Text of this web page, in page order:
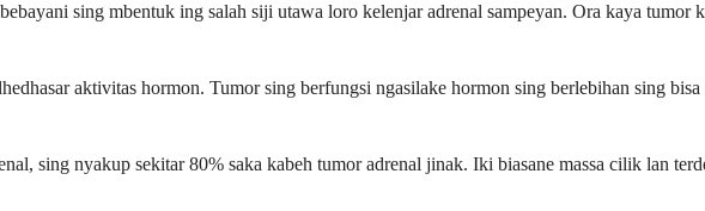
sing mbentuk ing salah siji utawa loro kelenjar adrenal sampeyan. Ora kaya tumor
aktivitas hormon. Tumor sing berfungsi ngasilake hormon sing berlebihan sing
sing nyakup sekitar 80% saka kabeh tumor adrenal jinak. Iki biasane massa cilik lan